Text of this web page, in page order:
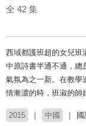
全 42 集
西域都護班超的女兒班
中原詩書半通不通，總
氣氛為之一新。在教學
情漸濃的時，班淑的師
2015 中國